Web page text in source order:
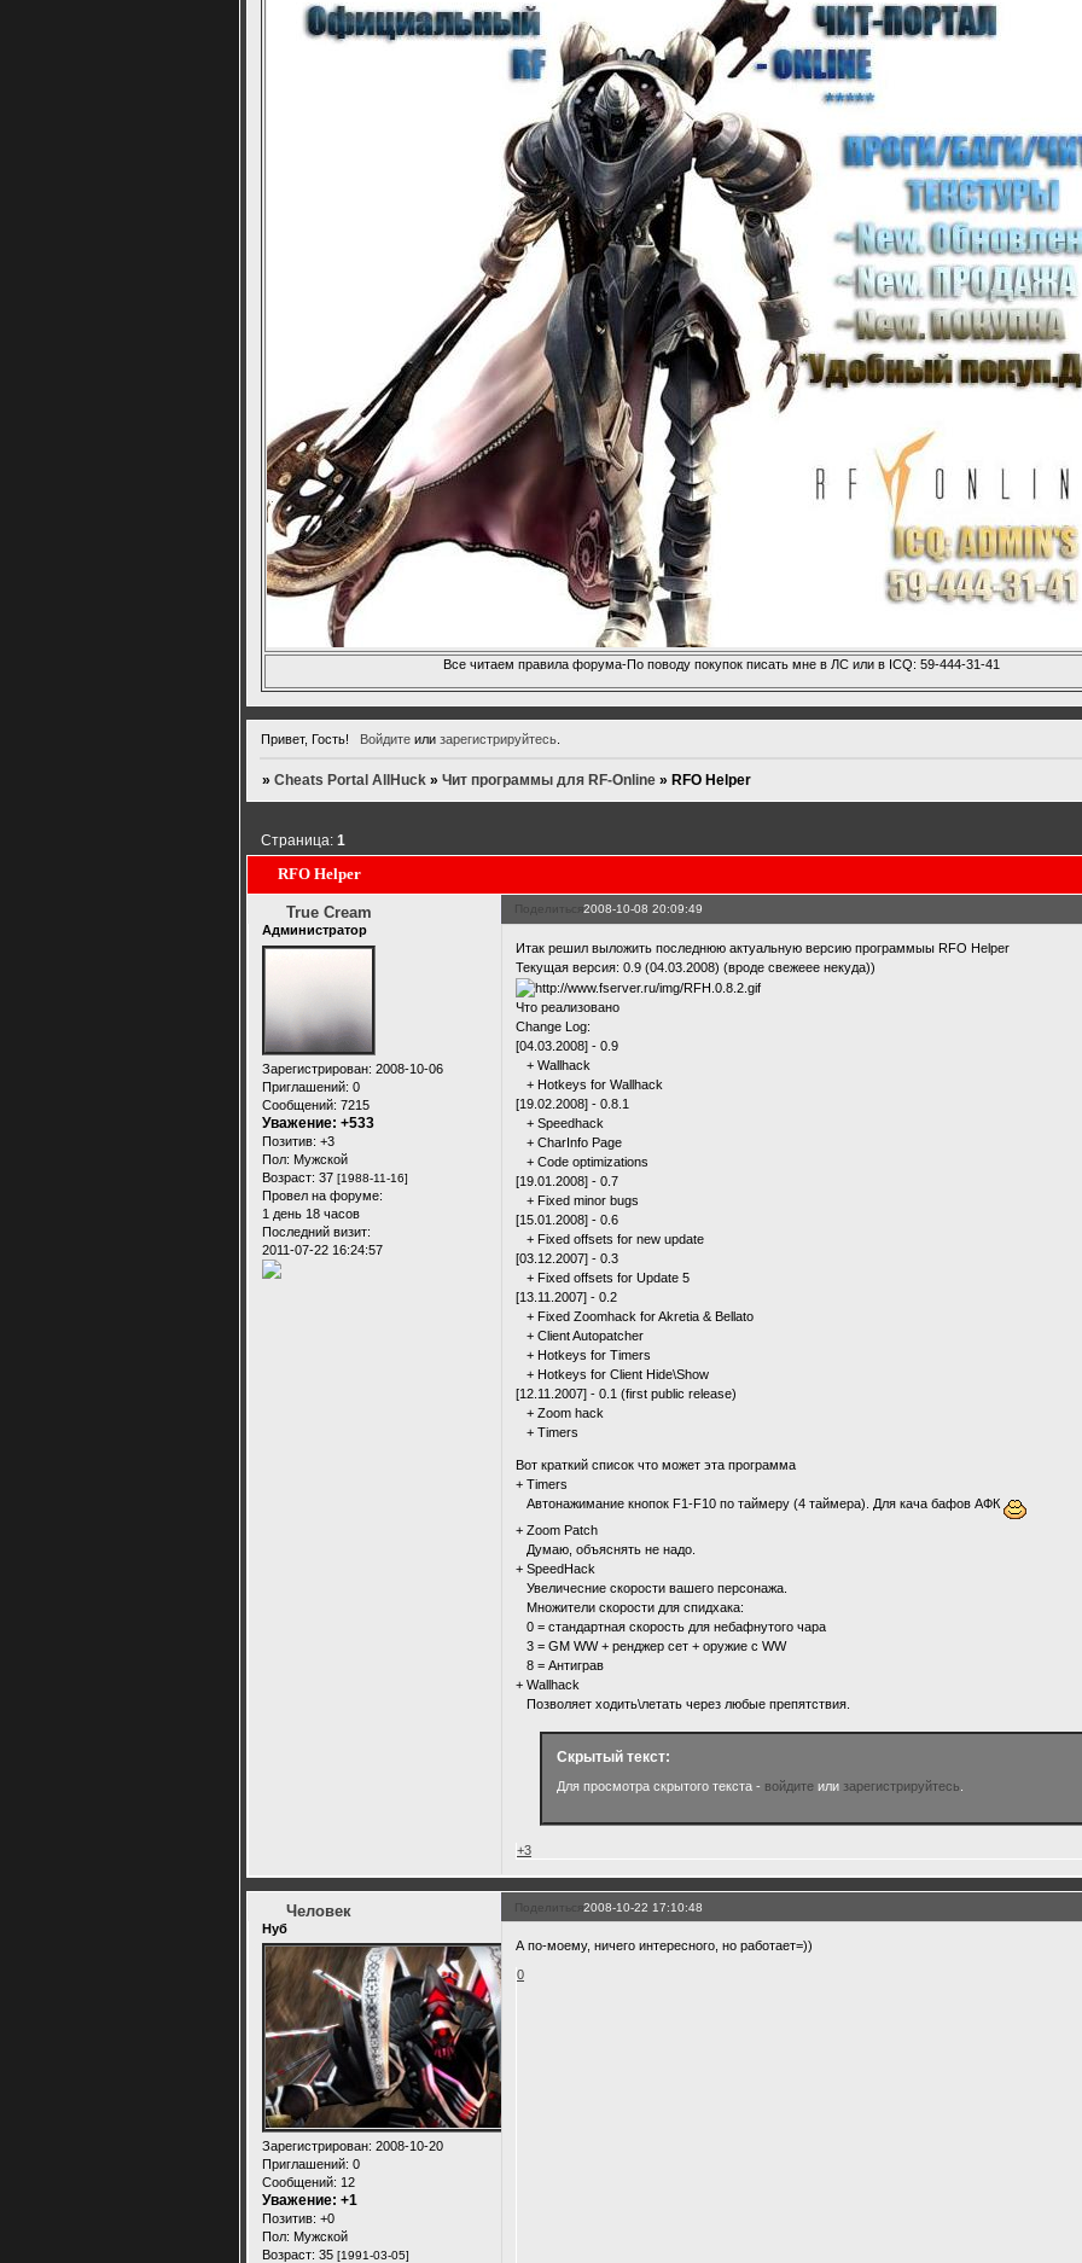
Все читаем правила форума-По поводу покупок писать мне в ЛС или в ICQ: 59-444-31-41
Привет, Гость! Войдитеили зарегистрируйтесь.
»Cheats Portal AllHuck »Чит программы для RF-Online » RFO Helper
RFO Helper
Страница:1
Поделиться2008-10-08 20:09:49
True Cream
Администратор
Зарегистрирован: 2008-10-06
Приглашений: 0
Сообщений: 7215
Уважение: +533
Позитив: +3
Пол: Мужской
Возраст: 37 [1988-11-16]
Провел на форуме:
1 день 18 часов
Последний визит:
2011-07-22 16:24:57
Итак решил выложить последнюю актуальную версию программыы RFO Helper
Текущая версия: 0.9 (04.03.2008) (вроде свежеее некуда))
Что реализовано
Change Log:
[04.03.2008] - 0.9
+ Wallhack
+ Hotkeys for Wallhack
[19.02.2008] - 0.8.1
+ Speedhack
+ CharInfo Page
+ Code optimizations
[19.01.2008] - 0.7
+ Fixed minor bugs
[15.01.2008] - 0.6
+ Fixed offsets for new update
[03.12.2007] - 0.3
+ Fixed offsets for Update 5
[13.11.2007] - 0.2
+ Fixed Zoomhack for Akretia & Bellato
+ Client Autopatcher
+ Hotkeys for Timers
+ Hotkeys for Client Hide\Show
[12.11.2007] - 0.1 (first public release)
+ Zoom hack
+ Timers
Вот краткий список что может эта программа
+ Timers
Автонажимание кнопок F1-F10 по таймеру (4 таймера). Для кача бафов АФК
+ Zoom Patch
Думаю, объяснять не надо.
+ SpeedHack
Увеличесние скорости вашего персонажа.
Множители скорости для спидхака:
0 = стандартная скорость для небафнутого чара
3 = GM WW + ренджер сет + оружие с WW
8 = Антиграв
+ Wallhack
Позволяет ходить\летать через любые препятствия.
Скрытый текст:
Для просмотра скрытого текста - войдитеили зарегистрируйтесь
+3
Поделиться2008-10-22 17:10:48
Человек
Нуб
Зарегистрирован: 2008-10-20
Приглашений: 0
Сообщений: 12
Уважение: +1
Позитив: +0
Пол: Мужской
Возраст: 35 [1991-03-05]
А по-моему, ничего интересного, но работает=))
0